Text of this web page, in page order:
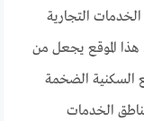
التجارية
هذا الموقع يجعل من
السكنية الضخمة
الخدمات